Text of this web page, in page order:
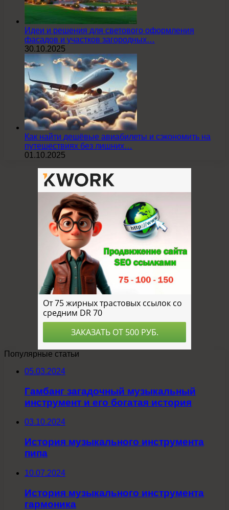
Идеи и решения для светового оформления
фасадов и участков загородных…
30.10.2025
Как найти дешёвые авиабилеты и сэкономить на
путешествиях без лишних…
01.10.2025
Популярные статьи
05.03.2024
Гамбанг загадочный музыкальный
инструмент и его богатая история
03.10.2024
История музыкального инструмента
пипа
10.07.2024
История музыкального инструмента
гармоника